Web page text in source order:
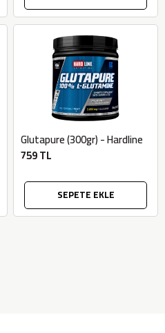
Glutapure (300gr) - Hardline
759 TL
SEPETE EKLE